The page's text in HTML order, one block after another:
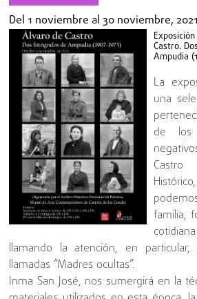
Del1 noviembre al30 noviembre, 2021
Castro.
Ampudia
La
una
de los
familia,
llamando la atención, en
llamadas “Madres ocultas”.
Inma San José, nos sumergirá en la